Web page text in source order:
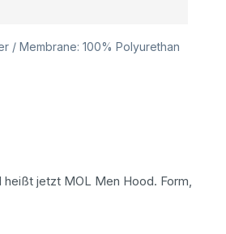
/ Membrane: 100% Polyurethan
jetzt MOL Men Hood. Form,